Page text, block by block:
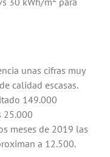
unas cifras muy
calidad escasas.
149.000
25.000
meses de 2019 las
a 12.500.